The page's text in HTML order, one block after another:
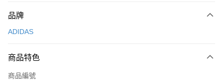
台灣樂天信用卡公司
【關於「AFTEE先享後付」】
便利好安心！
３．安心：先確認商品／服務後，再付款。
【「AFTEE先享後付」結帳流程】
運送方式
每筆NT$100，滿NT$1,500(含以上)免運費
宅配
品牌
ADIDAS
商品特色
商品編號